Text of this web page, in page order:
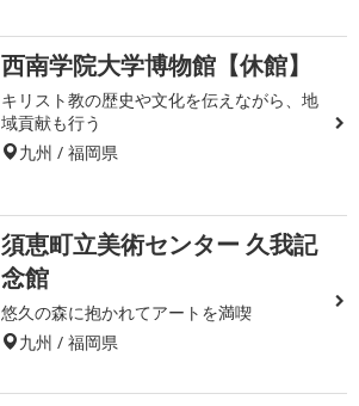
西南学院大学博物館【休館】
キリスト教の歴史や文化を伝えながら、地
域貢献も行う
九州 / 福岡県
須恵町立美術センター 久我記
念館
悠久の森に抱かれてアートを満喫
九州 / 福岡県